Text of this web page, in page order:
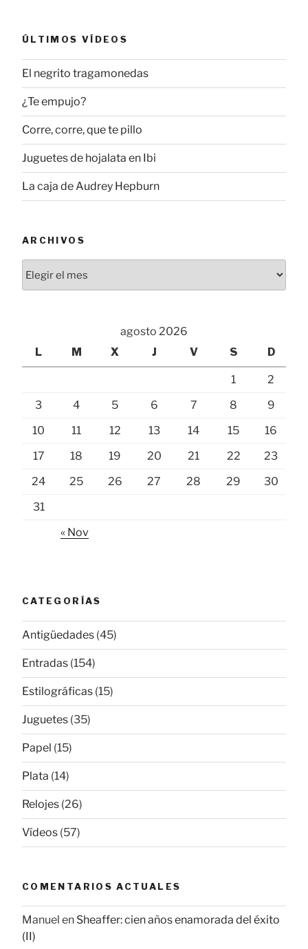
ÚLTIMOS VÍDEOS
El negrito tragamonedas
¿Te empujo?
Corre, corre, que te pillo
Juguetes de hojalata en Ibi
La caja de Audrey Hepburn
ARCHIVOS
agosto 2026
L
M X J V S D
1
2
3
4 5 6 7 8
9
10
11 12 13 14 15
16
17
18 19 20 21 22
23
24
25 26 27 28 29
30
31
« Nov
CATEGORÍAS
Antigüedades (45)
Entradas (154)
Estilográficas (15)
Juguetes (35)
Papel (15)
Plata (14)
Relojes (26)
Vídeos (57)
COMENTARIOS ACTUALES
Manuel en Sheaffer: cien años enamorada del éxito
(II)